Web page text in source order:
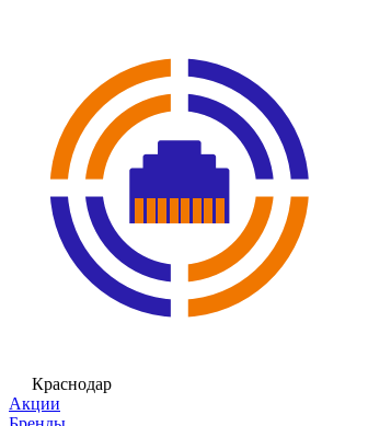
Краснодар
Акции